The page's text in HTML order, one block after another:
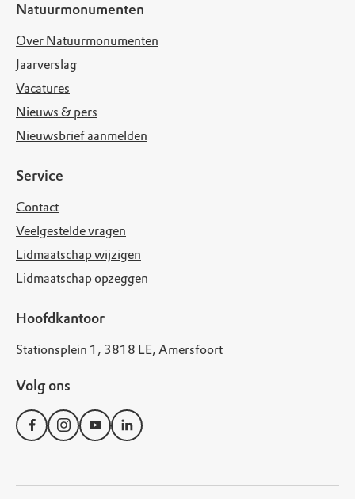
Natuurmonumenten
Over Natuurmonumenten
Jaarverslag
Vacatures
Nieuws & pers
Nieuwsbrief aanmelden
Service
Contact
Veelgestelde vragen
Lidmaatschap wijzigen
Lidmaatschap opzeggen
Hoofdkantoor
Stationsplein 1, 3818 LE, Amersfoort
Volg ons